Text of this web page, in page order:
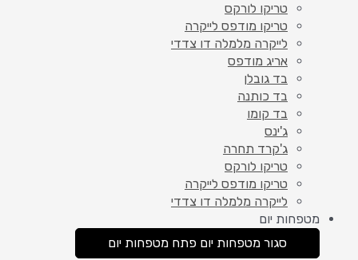
טריקו לורקס
טריקו מודפס לייקרה
לייקרה מלמלה דו צדדי
אריג מודפס
בד גובלן
בד כותנה
בד קומו
ג'ינס
ג'קרד תחרה
טריקו לורקס
טריקו מודפס לייקרה
לייקרה מלמלה דו צדדי
מטפחות יום
סגור מטפחות יום פתח מטפחות יום